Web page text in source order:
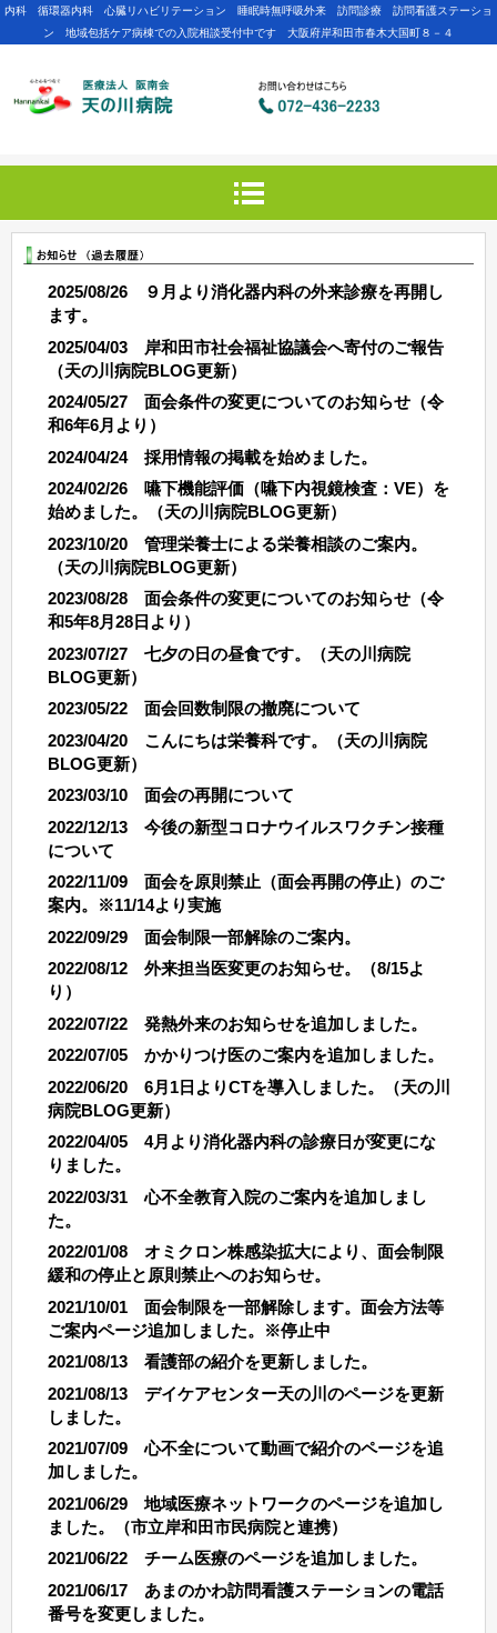
内科 循環器内科 心臓リハビリテーション 睡眠時無呼吸外来 訪問診療 訪問看護ステーショ
ン 地域包括ケア病棟での入院相談受付中です 大阪府岸和田市春木大国町８－４
2025/08/26 ９月より消化器内科の外来診療を再開し
ます。
2025/04/03 岸和田市社会福祉協議会へ寄付のご報告
（天の川病院BLOG更新）
2024/05/27 面会条件の変更についてのお知らせ（令
和6年6月より）
2024/04/24 採用情報の掲載を始めました。
2024/02/26 嚥下機能評価（嚥下内視鏡検査：VE）を
始めました。（天の川病院BLOG更新）
2023/10/20 管理栄養士による栄養相談のご案内。
（天の川病院BLOG更新）
2023/08/28 面会条件の変更についてのお知らせ（令
和5年8月28日より）
2023/07/27 七夕の日の昼食です。（天の川病院
BLOG更新）
2023/05/22 面会回数制限の撤廃について
2023/04/20 こんにちは栄養科です。（天の川病院
BLOG更新）
2023/03/10 面会の再開について
2022/12/13 今後の新型コロナウイルスワクチン接種
について
2022/11/09 面会を原則禁止（面会再開の停止）のご
案内。※11/14より実施
2022/09/29 面会制限一部解除のご案内。
2022/08/12 外来担当医変更のお知らせ。（8/15よ
り）
2022/07/22 発熱外来のお知らせを追加しました。
2022/07/05 かかりつけ医のご案内を追加しました。
2022/06/20 6月1日よりCTを導入しました。（天の川
病院BLOG更新）
2022/04/05 4月より消化器内科の診療日が変更にな
りました。
2022/03/31 心不全教育入院のご案内を追加しまし
た。
2022/01/08 オミクロン株感染拡大により、面会制限
緩和の停止と原則禁止へのお知らせ。
2021/10/01 面会制限を一部解除します。面会方法等
ご案内ページ追加しました。※停止中
2021/08/13 看護部の紹介を更新しました。
2021/08/13 デイケアセンター天の川のページを更新
しました。
2021/07/09 心不全について動画で紹介のページを追
加しました。
2021/06/29 地域医療ネットワークのページを追加し
ました。（市立岸和田市民病院と連携）
2021/06/22 チーム医療のページを追加しました。
2021/06/17 あまのかわ訪問看護ステーションの電話
番号を変更しました。